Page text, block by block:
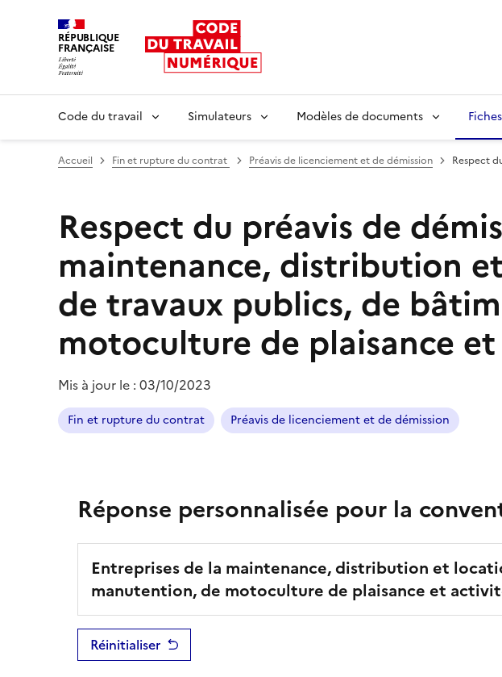
RÉPUBLIQUE
FRANÇAISE
Code du travail Simulateurs Modèles de documents
Accueil Fin et rupture du contrat Préavis de licenciement et de démission Respect
Respect du préavis de
maintenance, distribution
de travaux publics, de
motoculture de plaisance
Mis à jour le : 03/10/2023
Fin et rupture du contrat Préavis de licenciement et de démission
Réponse personnalisée pour la
Entreprises de la maintenance, distribution et
manutention, de motoculture de plaisance et
Réinitialiser